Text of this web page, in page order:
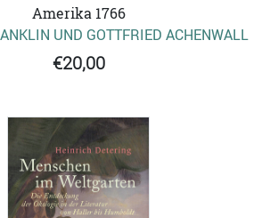
Amerika 1766
UND GOTTFRIED ACHENWALL
€20,00